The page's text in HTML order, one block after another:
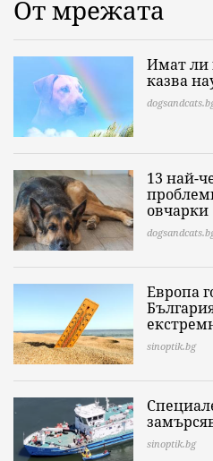
От мрежата
Имат ли
казва
13 най-
овчарки
Европа
sinoptik.bg
sinoptik.bg